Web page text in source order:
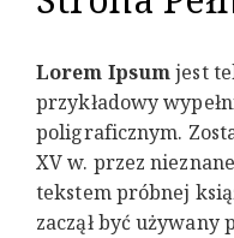
Lorem Ipsumjest
przykładowy
poligraficznym.
XV w. przez
tekstem próbnej
zaczął być